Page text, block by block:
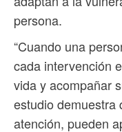
persona.
“Cuando una
cada intervención
vida y acompañar
estudio demuestra
atención, pueden